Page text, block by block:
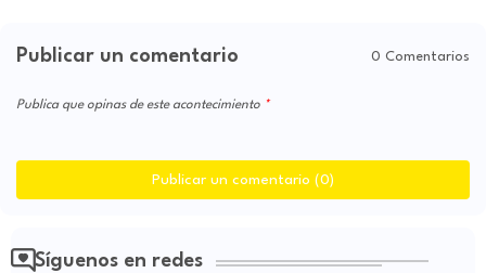
Publicar un comentario 0 Comentarios
Publica que opinas de este acontecimiento
Publicar un comentario (0)
Síguenos en redes